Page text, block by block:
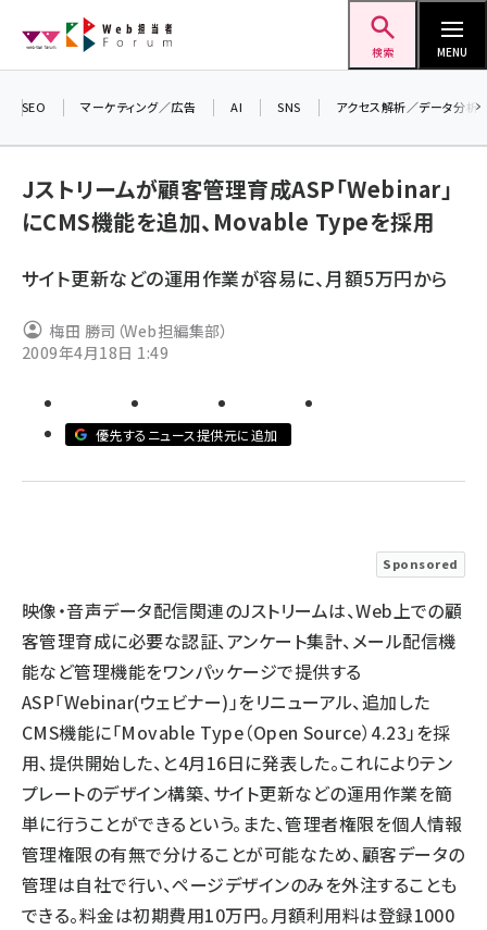
ン
検索 MENU
ai (2829)
youtube (2455)
note (2329)
セミナー (2327)
z世代 (1635)
meo (1288)
SEO マーケティング／広告 AI SNS アクセス解析／データ分析
Jストリームが顧客管理育成ASP「Webinar」
にCMS機能を追加、Movable Typeを採用
サイト更新などの運用作業が容易に、月額5万円から
梅田 勝司（Web担編集部）
2009年4月18日 1:49
優先するニュース提供元に追加
Sponsored
映像・音声データ配信関連のJストリームは、Web上での顧
客管理育成に必要な認証、アンケート集計、メール配信機
能など管理機能をワンパッケージで提供する
ASP「Webinar(ウェビナー)」をリニューアル、追加した
CMS機能に「Movable Type（Open Source）4.23」を採
用、提供開始した、と4月16日に発表した。これによりテン
プレートのデザイン構築、サイト更新などの運用作業を簡
単に行うことができるという。また、管理者権限を個人情報
管理権限の有無で分けることが可能なため、顧客データの
管理は自社で行い、ページデザインのみを外注することも
できる。料金は初期費用10万円。月額利用料は登録1000
る